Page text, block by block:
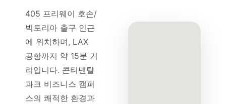
405 프리웨이 호손/
빅토리아 출구 인근
에 위치하며, LAX
공항까지 약 15분 거
리입니다. 콘티넨탈
파크 비즈니스 캠퍼
스의 쾌적한 환경과